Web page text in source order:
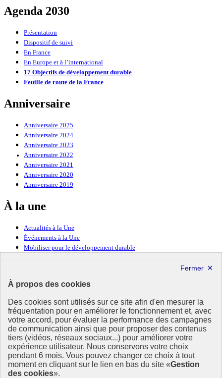
À propos des cookies
Des cookies sont utilisés sur ce site afin d'en mesurer la
fréquentation pour en améliorer le fonctionnement et, avec
votre accord, pour évaluer la performance des campagnes
de communication ainsi que pour proposer des contenus
tiers (vidéos, réseaux sociaux...) pour améliorer votre
expérience utilisateur. Nous conservons votre choix
pendant 6 mois. Vous pouvez changer ce choix à tout
moment en cliquant sur le lien en bas du site «Gestion
des cookies».
Agenda 2030
Présentation
Dispositif de suivi
En France
En Europe et à l’international
17 Objectifs de développement durable
Feuille de route de la France
Anniversaire
Anniversaire 2025
Anniversaire 2024
Anniversaire 2023
Anniversaire 2022
Anniversaire 2021
Anniversaire 2020
Anniversaire 2019
À la une
Actualités à la Une
Événements à la Une
Mobiliser pour le développement durable
Ressources
Ressources
La Méth’ODD
Gouvernement
Ce site propose l’information de référence concernant l’Agenda
2030 et la feuille de route de la France. Il valorise la mobilisation de
tous les acteurs.